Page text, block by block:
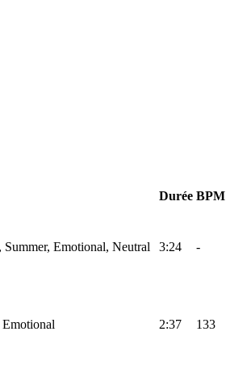
Durée BPM
Emotional, Neutral 3:24 -
2:37 133